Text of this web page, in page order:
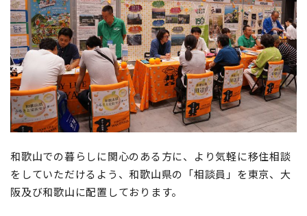
移住者インタビュー
動画
地域おこし協力隊
和歌山での暮らしに関心のある方に、より気軽に移住相談
をしていただけるよう、和歌山県の「相談員」を東京、大
阪及び和歌山に配置しております。